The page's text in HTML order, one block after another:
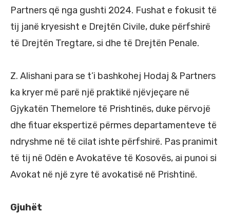
Partners që nga gushti 2024. Fushat e fokusit të
tij janë kryesisht e Drejtën Civile, duke përfshirë
të Drejtën Tregtare, si dhe të Drejtën Penale.
Z. Alishani para se t’i bashkohej Hodaj & Partners
ka kryer më parë një praktikë njëvjeçare në
Gjykatën Themelore të Prishtinës, duke përvojë
dhe fituar ekspertizë përmes departamenteve të
ndryshme në të cilat ishte përfshirë. Pas pranimit
të tij në Odën e Avokatëve të Kosovës, ai punoi si
Avokat në një zyre të avokatisë në Prishtinë.
Gjuhët